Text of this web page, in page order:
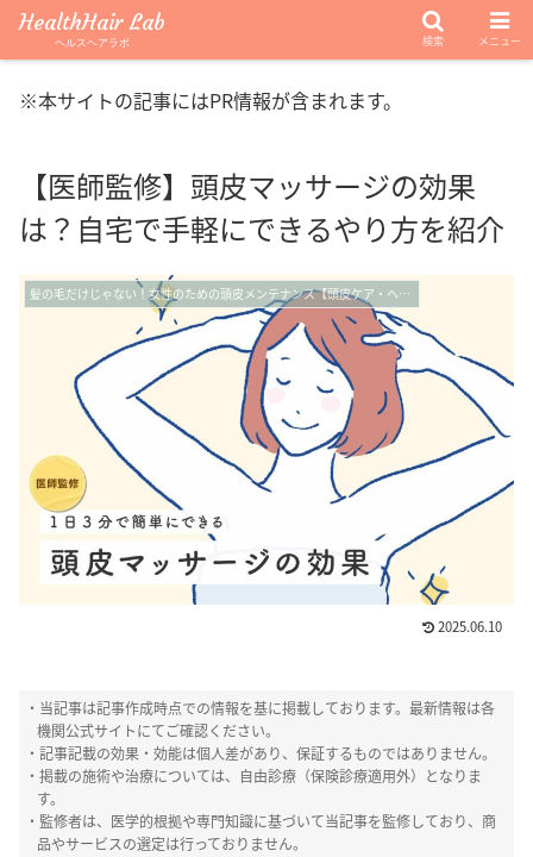
※本サイトの記事にはPR情報が含まれます。
【医師監修】頭皮マッサージの効果
は？自宅で手軽にできるやり方を紹介
髪の毛だけじゃない！女性のための頭皮メンテナンス【頭皮ケア・ヘッドスパ】
2025.06.10
HealthHair Labでは、 コンテンツポリシー
と運営指針に則り、厳正な管理のもと、女性
の髪や毛にまつわるテーマについて情報掲載
を行っております。髪や頭皮についての様々
情報を提供できるよう心掛け、編集部による
独自調査を行った上で推薦しています。
・当記事は記事作成時点での情報を基に掲載しております。最新情報は各
機関公式サイトにてご確認ください。
・記事記載の効果・効能は個人差があり、保証するものではありません。
・掲載の施術や治療については、自由診療（保険診療適用外）となりま
す。
・監修者は、医学的根拠や専門知識に基づいて当記事を監修しており、商
品やサービスの選定は行っておりません。
HealthHair Lab
ヘルスヘアラボ 検索 メニュー